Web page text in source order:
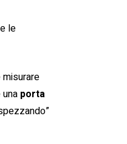
le
porta